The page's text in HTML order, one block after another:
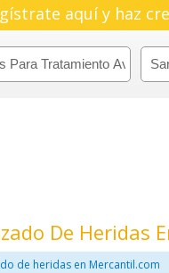
aquí y haz
De Heridas
de heridas en Mercantil.com